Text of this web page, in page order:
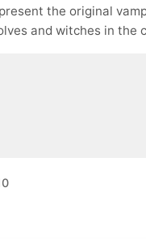
the original
and witches in the